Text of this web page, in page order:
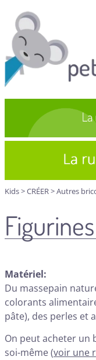
Kids>CRÉER>Autres
Matériel:
Du massepain
colorants
pâte), des perles et
On peut acheter un
soi-même (voir une